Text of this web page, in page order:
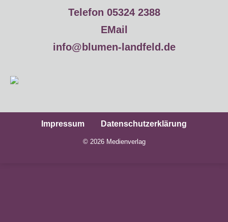
Telefon 05324 2388
EMail
info@blumen-landfeld.de
Impressum Datenschutzerklärung
© 2026 Medienverlag